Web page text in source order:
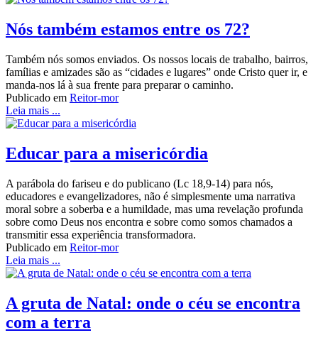
Nós também estamos entre os 72?
Também nós somos enviados. Os nossos locais de trabalho, bairros,
famílias e amizades são as “cidades e lugares” onde Cristo quer ir, e
manda-nos lá à sua frente para preparar o caminho.
Publicado em Reitor-mor
Leia mais ...
Educar para a misericórdia
A parábola do fariseu e do publicano (Lc 18,9-14) para nós,
educadores e evangelizadores, não é simplesmente uma narrativa
moral sobre a soberba e a humildade, mas uma revelação profunda
sobre como Deus nos encontra e sobre como somos chamados a
transmitir essa experiência transformadora.
Publicado em Reitor-mor
Leia mais ...
A gruta de Natal: onde o céu se encontra
com a terra